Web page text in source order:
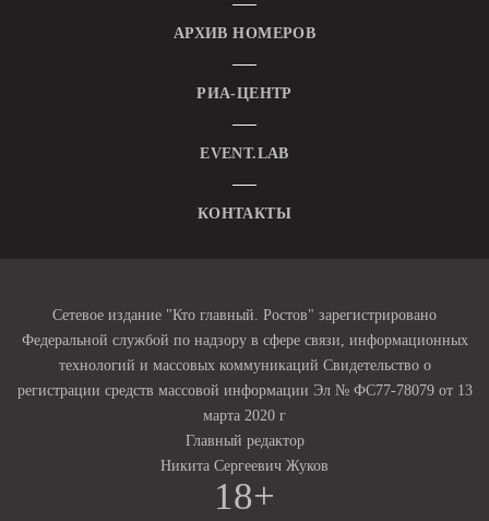
АРХИВ НОМЕРОВ
РИА-ЦЕНТР
EVENT.LAB
КОНТАКТЫ
Сетевое издание "Кто главный. Ростов" зарегистрировано
Федеральной службой по надзору в сфере связи, информационных
технологий и массовых коммуникаций Свидетельство о
регистрации средств массовой информации Эл № ФС77-78079 от 13
марта 2020 г
Главный редактор
Никита Сергеевич Жуков
18+